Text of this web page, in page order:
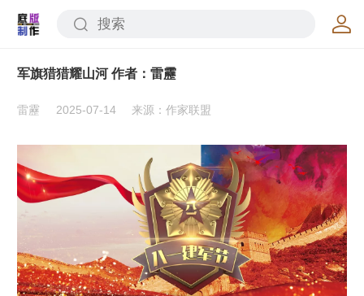
军旗猎猎耀山河 作者：雷靂
雷靂 2025-07-14 来源：作家联盟